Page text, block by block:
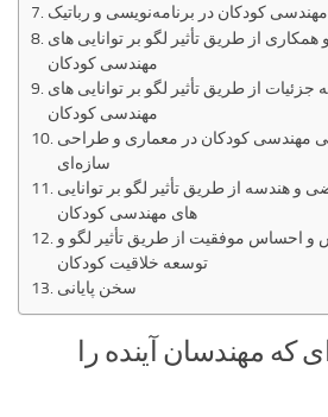
مهندسی کودکان در برنامه‌نویسی و رباتیک
از طریق تأثیر لگو بر توانایی های
مهندسی کودکان
از طریق تأثیر لگو بر توانایی های
مهندسی کودکان
مهندسی کودکان در معماری و طراحی
سازه‌ای
و هندسه از طریق تأثیر لگو بر توانایی
های مهندسی کودکان
و احساس موفقیت از طریق تأثیر لگو و
توسعه خلاقیت کودکان
سخن پایانی
که مهندسان آینده را